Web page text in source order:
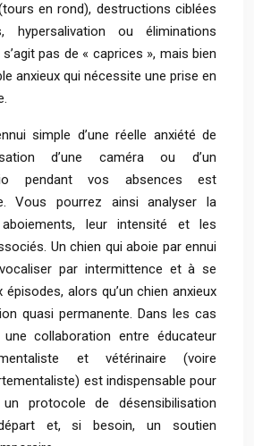
en rond), destructions ciblées
hypersalivation ou éliminations
pas de « caprices », mais bien
anxieux qui nécessite une prise en
simple d’une réelle anxiété de
d’une caméra ou d’un
pendant vos absences est
Vous pourrez ainsi analyser la
leur intensité et les
Un chien qui aboie par ennui
par intermittence et à se
alors qu’un chien anxieux
quasi permanente. Dans les cas
collaboration entre éducateur
et vétérinaire (voire
est indispensable pour
protocole de désensibilisation
et, si besoin, un soutien